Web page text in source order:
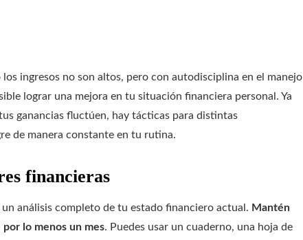
ingresos no son altos, pero con autodisciplina en el manejo
lograr una mejora en tu situación financiera personal. Ya
ganancias fluctúen, hay tácticas para distintas
de manera constante en tu rutina.
financieras
análisis completo de tu estado financiero actual. Mantén
lo menos un mes. Puedes usar un cuaderno, una hoja de